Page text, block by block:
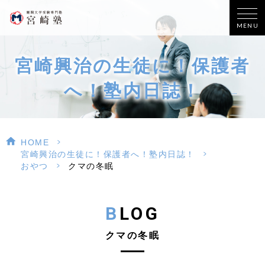
MENU
宮崎興治の生徒に！保護者
へ！塾内日誌！
HOME
>
宮崎興治の生徒に！保護者へ！塾内日誌！
>
おやつ
> クマの冬眠
BLOG
クマの冬眠